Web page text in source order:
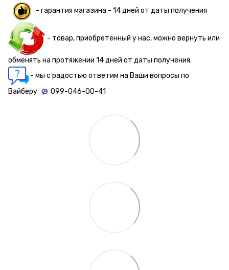
- гарантия магазина - 14 дней от даты получения
- товар, приобретенный у нас, можно вернуть или
обменять на протяжении 14 дней от даты получения.
- мы с радостью ответим на Ваши вопросы по
Вайберу
099-046-00-41